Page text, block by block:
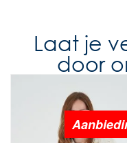
Laat je
door